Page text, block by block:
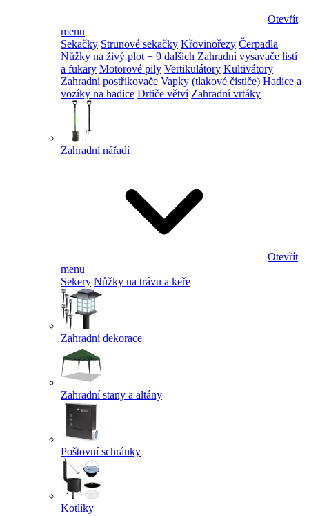
Otevřít
menu
Sekačky Strunové sekačky Křovinořezy Čerpadla
Nůžky na živý plot + 9 dalších Zahradní vysavače listí
a fukary Motorové pily Vertikulátory Kultivátory
Zahradní postřikovače Vapky (tlakové čističe) Hadice a
vozíky na hadice Drtiče větví Zahradní vrtáky
Zahradní nářadí
Otevřít
menu
Sekery Nůžky na trávu a keře
Zahradní dekorace
Zahradní stany a altány
Poštovní schránky
Kotlíky